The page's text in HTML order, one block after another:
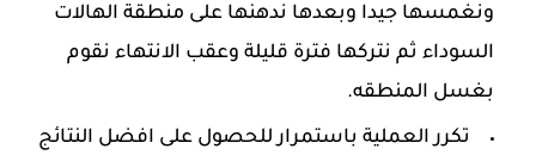
ونغمسها جيدا وبعدها ندهنها على منطقة الهالات
السوداء ثم نتركها فترة قليلة وعقب الانتهاء نقوم
بغسل المنطقه.
تكرر العملية باستمرار للحصول على افضل النتائج